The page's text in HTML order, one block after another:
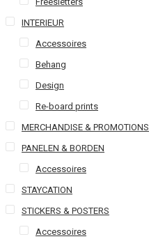
INTERIEUR
Accessoires
Behang
Design
Re-board prints
MERCHANDISE & PROMOTIONS
PANELEN & BORDEN
Accessoires
STAYCATION
STICKERS & POSTERS
Accessoires